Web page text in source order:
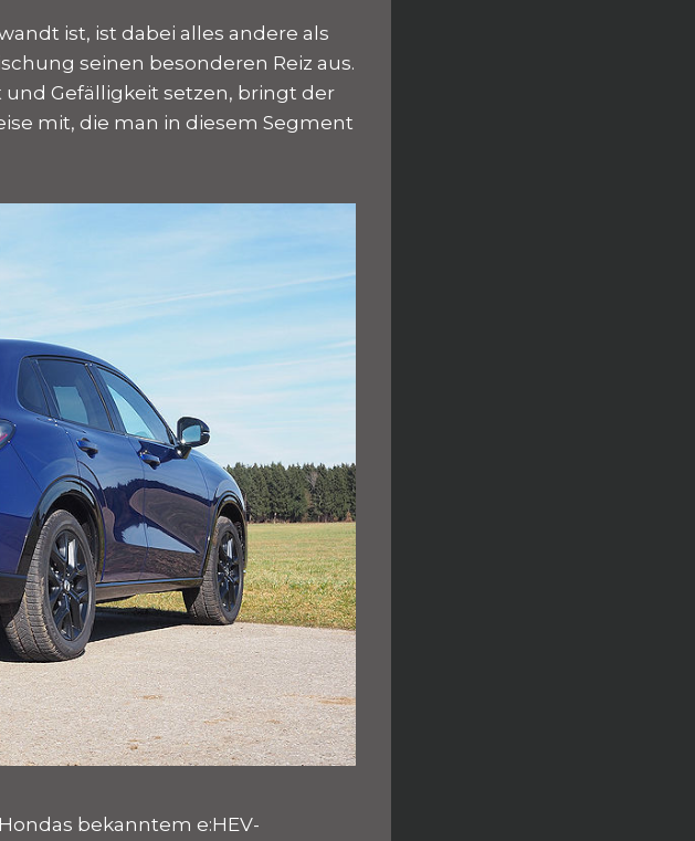
ist, ist dabei alles andere als
seinen besonderen Reiz aus.
Gefälligkeit setzen, bringt der
mit, die man in diesem Segment
bekanntem e:HEV-